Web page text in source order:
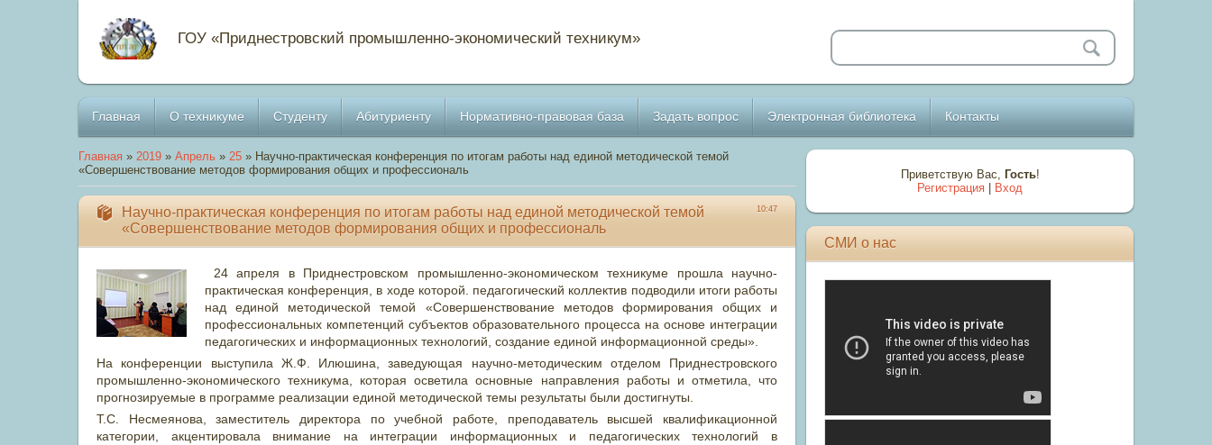
ГОУ «Приднестровский промышленно-экономический техникум»
Главная О техникуме Студенту Абитуриенту Нормативно-правовая база Задать вопрос Электронная библиотека Контакты
Главная » 2019 » Апрель » 25 » Научно-практическая конференция по итогам работы над единой методической темой
«Совершенствование методов формирования общих и профессиональ
10:47
Научно-практическая конференция по итогам работы над единой методической темой
«Совершенствование методов формирования общих и профессиональ
24 апреля в Приднестровском промышленно-экономическом техникуме прошла научно-
практическая конференция, в ходе которой. педагогический коллектив подводили итоги работы
над единой методической темой «Совершенствование методов формирования общих и
профессиональных компетенций субъектов образовательного процесса на основе интеграции
педагогических и информационных технологий, создание единой информационной среды».
На конференции выступила Ж.Ф. Илюшина, заведующая научно-методическим отделом Приднестровского
промышленно-экономического техникума, которая осветила основные направления работы и отметила, что
прогнозируемые в программе реализации единой методической темы результаты были достигнуты.
Т.С. Несмеянова, заместитель директора по учебной работе, преподаватель высшей квалификационной
категории, акцентировала внимание на интеграции информационных и педагогических технологий в
Приветствую Вас, Гость!
Регистрация
Вход
СМИ о нас